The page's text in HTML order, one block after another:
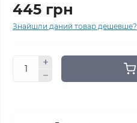
445 грн
Знайшли даний товар дешевше?